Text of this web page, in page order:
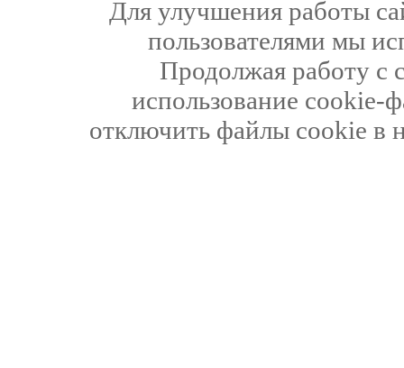
Для улучшения работы
пользователями мы
Продолжая работу с
использование cookie-
отключить файлы cookie в